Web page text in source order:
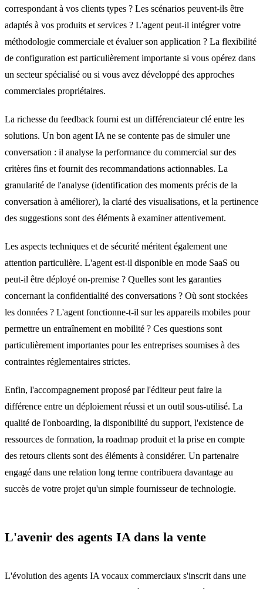
correspondant à vos clients types ? Les scénarios peuvent-ils être
adaptés à vos produits et services ? L'agent peut-il intégrer votre
méthodologie commerciale et évaluer son application ? La flexibilité
de configuration est particulièrement importante si vous opérez dans
un secteur spécialisé ou si vous avez développé des approches
commerciales propriétaires.
La richesse du feedback fourni est un différenciateur clé entre les
solutions. Un bon agent IA ne se contente pas de simuler une
conversation : il analyse la performance du commercial sur des
critères fins et fournit des recommandations actionnables. La
granularité de l'analyse (identification des moments précis de la
conversation à améliorer), la clarté des visualisations, et la pertinence
des suggestions sont des éléments à examiner attentivement.
Les aspects techniques et de sécurité méritent également une
attention particulière. L'agent est-il disponible en mode SaaS ou
peut-il être déployé on-premise ? Quelles sont les garanties
concernant la confidentialité des conversations ? Où sont stockées
les données ? L'agent fonctionne-t-il sur les appareils mobiles pour
permettre un entraînement en mobilité ? Ces questions sont
particulièrement importantes pour les entreprises soumises à des
contraintes réglementaires strictes.
Enfin, l'accompagnement proposé par l'éditeur peut faire la
différence entre un déploiement réussi et un outil sous-utilisé. La
qualité de l'onboarding, la disponibilité du support, l'existence de
ressources de formation, la roadmap produit et la prise en compte
des retours clients sont des éléments à considérer. Un partenaire
engagé dans une relation long terme contribuera davantage au
succès de votre projet qu'un simple fournisseur de technologie.
L'avenir des agents IA dans la vente
L'évolution des agents IA vocaux commerciaux s'inscrit dans une